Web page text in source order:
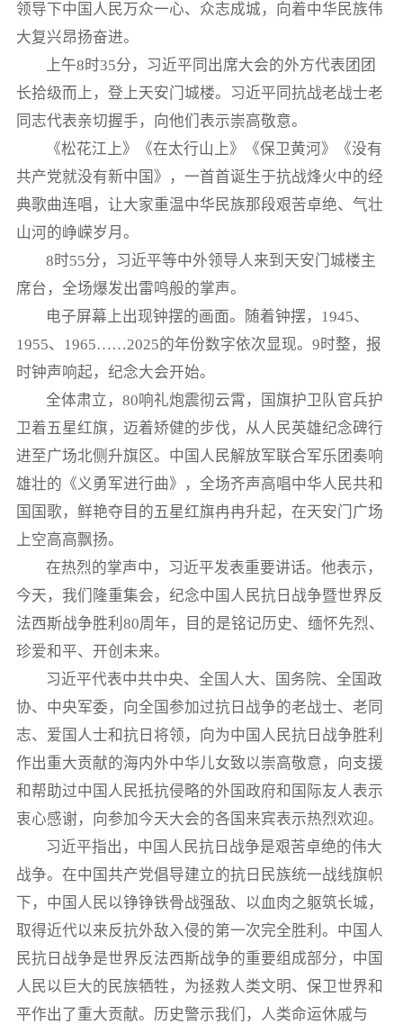
领导下中国人民万众一心、众志成城，向着中华民族伟
大复兴昂扬奋进。
上午8时35分，习近平同出席大会的外方代表团团
长拾级而上，登上天安门城楼。习近平同抗战老战士老
同志代表亲切握手，向他们表示崇高敬意。
《松花江上》《在太行山上》《保卫黄河》《没有
共产党就没有新中国》，一首首诞生于抗战烽火中的经
典歌曲连唱，让大家重温中华民族那段艰苦卓绝、气壮
山河的峥嵘岁月。
8时55分，习近平等中外领导人来到天安门城楼主
席台，全场爆发出雷鸣般的掌声。
电子屏幕上出现钟摆的画面。随着钟摆，1945、
1955、1965……2025的年份数字依次显现。9时整，报
时钟声响起，纪念大会开始。
全体肃立，80响礼炮震彻云霄，国旗护卫队官兵护
卫着五星红旗，迈着矫健的步伐，从人民英雄纪念碑行
进至广场北侧升旗区。中国人民解放军联合军乐团奏响
雄壮的《义勇军进行曲》，全场齐声高唱中华人民共和
国国歌，鲜艳夺目的五星红旗冉冉升起，在天安门广场
上空高高飘扬。
在热烈的掌声中，习近平发表重要讲话。他表示，
今天，我们隆重集会，纪念中国人民抗日战争暨世界反
法西斯战争胜利80周年，目的是铭记历史、缅怀先烈、
珍爱和平、开创未来。
习近平代表中共中央、全国人大、国务院、全国政
协、中央军委，向全国参加过抗日战争的老战士、老同
志、爱国人士和抗日将领，向为中国人民抗日战争胜利
作出重大贡献的海内外中华儿女致以崇高敬意，向支援
和帮助过中国人民抵抗侵略的外国政府和国际友人表示
衷心感谢，向参加今天大会的各国来宾表示热烈欢迎。
习近平指出，中国人民抗日战争是艰苦卓绝的伟大
战争。在中国共产党倡导建立的抗日民族统一战线旗帜
下，中国人民以铮铮铁骨战强敌、以血肉之躯筑长城，
取得近代以来反抗外敌入侵的第一次完全胜利。中国人
民抗日战争是世界反法西斯战争的重要组成部分，中国
人民以巨大的民族牺牲，为拯救人类文明、保卫世界和
平作出了重大贡献。历史警示我们，人类命运休戚与